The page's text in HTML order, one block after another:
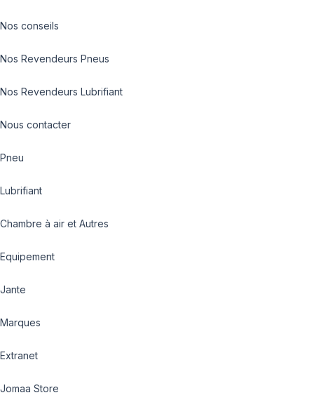
Nos conseils
Nos Revendeurs Pneus
Nos Revendeurs Lubrifiant
Nous contacter
Pneu
Lubrifiant
Chambre à air et Autres
Equipement
Jante
Marques
Extranet
Jomaa Store